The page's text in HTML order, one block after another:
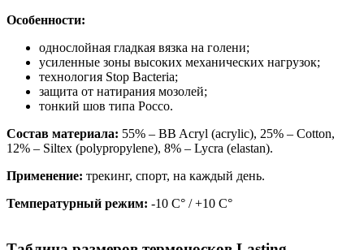
Особенности:
однослойная гладкая вязка на голени;
усиленные зоны высоких механических нагрузок;
технология Stop Bacteria;
защита от натирания мозолей;
тонкий шов типа Россо.
Состав материала: 55% – BB Acryl (acrylic), 25% – Cotton,
12% – Siltex (polypropylene), 8% – Lycra (elastan).
Применение: трекинг, спорт, на каждый день.
Температурный режим: -10 C° / +10 С°